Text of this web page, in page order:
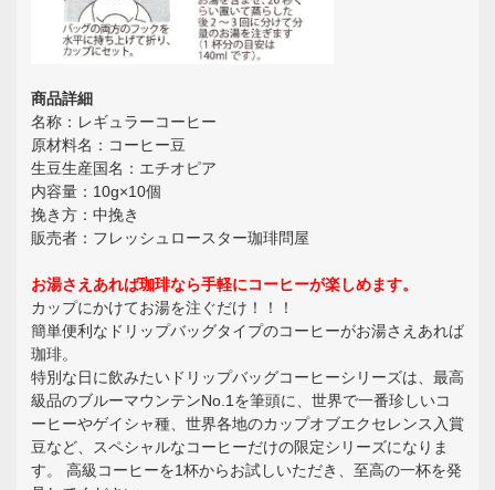
商品詳細
名称：レギュラーコーヒー
原材料名：コーヒー豆
生豆生産国名：エチオピア
内容量：10g×10個
挽き方：中挽き
販売者：フレッシュロースター珈琲問屋
お湯さえあれば珈琲なら手軽にコーヒーが楽しめます。
カップにかけてお湯を注ぐだけ！！！
簡単便利なドリップバッグタイプのコーヒーがお湯さえあれば
珈琲。
特別な日に飲みたいドリップバッグコーヒーシリーズは、最高
級品のブルーマウンテンNo.1を筆頭に、世界で一番珍しいコ
ーヒーやゲイシャ種、世界各地のカップオブエクセレンス入賞
豆など、スペシャルなコーヒーだけの限定シリーズになりま
す。 高級コーヒーを1杯からお試しいただき、至高の一杯を発